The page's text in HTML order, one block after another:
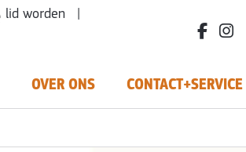
lid worden |
OVER ONS CONTACT+SERVICE